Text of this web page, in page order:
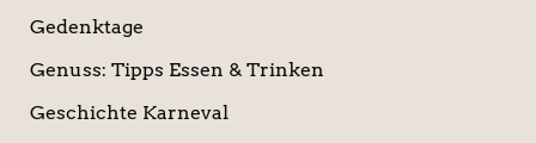
Gedenktage
Genuss: Tipps Essen & Trinken
Geschichte Karneval